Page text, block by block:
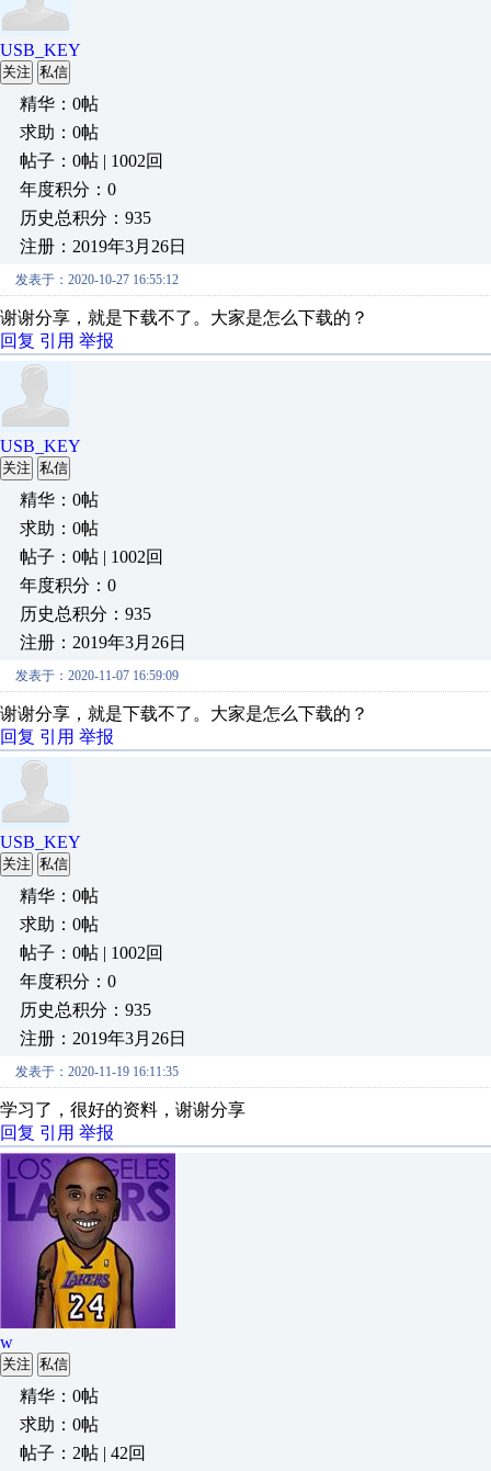
USB_KEY
关注 私信
精华：0帖
求助：0帖
帖子：0帖 | 1002回
年度积分：0
历史总积分：935
注册：2019年3月26日
发表于：2020-10-27 16:55:12
谢谢分享，就是下载不了。大家是怎么下载的？
回复 引用 举报
USB_KEY
关注 私信
精华：0帖
求助：0帖
帖子：0帖 | 1002回
年度积分：0
历史总积分：935
注册：2019年3月26日
发表于：2020-11-07 16:59:09
谢谢分享，就是下载不了。大家是怎么下载的？
回复 引用 举报
USB_KEY
关注 私信
精华：0帖
求助：0帖
帖子：0帖 | 1002回
年度积分：0
历史总积分：935
注册：2019年3月26日
发表于：2020-11-19 16:11:35
学习了，很好的资料，谢谢分享
回复 引用 举报
w
关注 私信
精华：0帖
求助：0帖
帖子：2帖 | 42回